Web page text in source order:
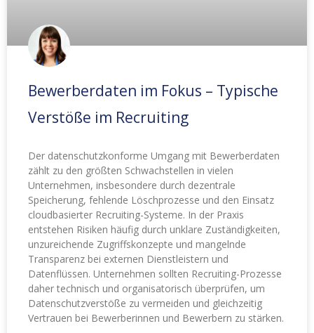
Bewerberdaten im Fokus – Typische
Verstöße im Recruiting
Der datenschutzkonforme Umgang mit Bewerberdaten
zählt zu den größten Schwachstellen in vielen
Unternehmen, insbesondere durch dezentrale
Speicherung, fehlende Löschprozesse und den Einsatz
cloudbasierter Recruiting-Systeme. In der Praxis
entstehen Risiken häufig durch unklare Zuständigkeiten,
unzureichende Zugriffskonzepte und mangelnde
Transparenz bei externen Dienstleistern und
Datenflüssen. Unternehmen sollten Recruiting-Prozesse
daher technisch und organisatorisch überprüfen, um
Datenschutzverstöße zu vermeiden und gleichzeitig
Vertrauen bei Bewerberinnen und Bewerbern zu stärken.